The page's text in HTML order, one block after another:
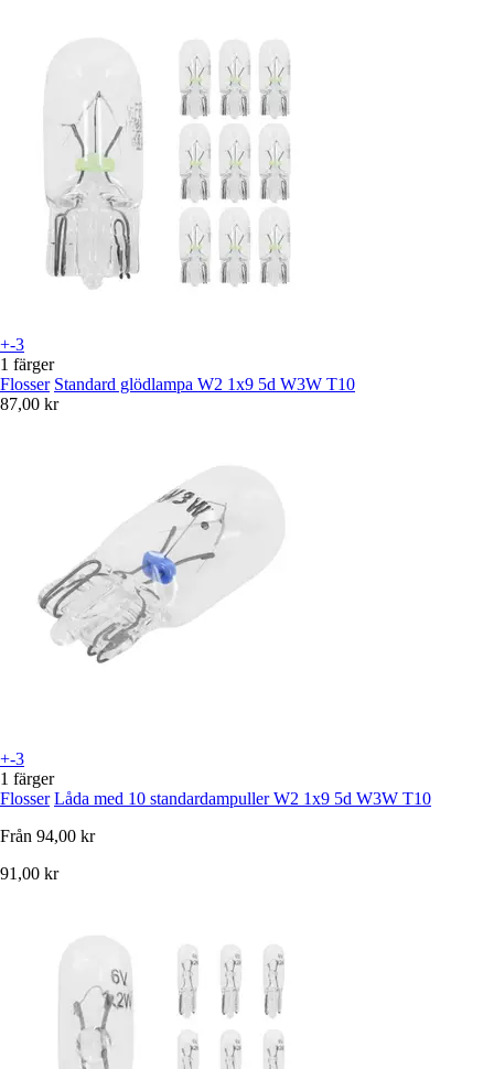
+-3
1 färger
Flosser Standard glödlampa W2 1x9 5d W3W T10
87,00 kr
+-3
1 färger
Flosser Låda med 10 standardampuller W2 1x9 5d W3W T10
Från 94,00 kr
91,00 kr